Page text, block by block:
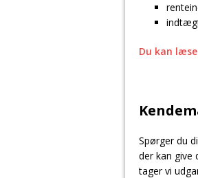
Du kan
Spørger du
der kan give
tager vi